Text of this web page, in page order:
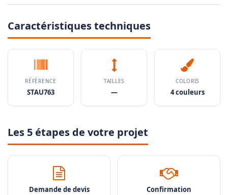
Caractéristiques techniques
RÉFÉRENCE
STAU763
TAILLES
—
COLORIS
4 couleurs
Les 5 étapes de votre projet
Demande de devis Confirmation